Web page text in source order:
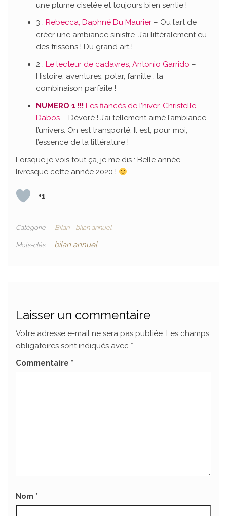
une plume ciselée et toujours bien sentie !
3 : Rebecca, Daphné Du Maurier – Ou l’art de
créer une ambiance sinistre. J’ai littéralement eu
des frissons ! Du grand art !
2 : Le lecteur de cadavres, Antonio Garrido –
Histoire, aventures, polar, famille : la
combinaison parfaite !
NUMERO 1 !!! Les fiancés de l’hiver, Christelle
Dabos – Dévoré ! J’ai tellement aimé l’ambiance,
l’univers. On est transporté. Il est, pour moi,
l’essence de la littérature !
Lorsque je vois tout ça, je me dis : Belle année
livresque cette année 2020 !
+1
Catégorie Bilan bilan annuel
Mots-clés bilan annuel
Laisser un commentaire
Votre adresse e-mail ne sera pas publiée. Les champs
obligatoires sont indiqués avec *
Commentaire *
Nom *